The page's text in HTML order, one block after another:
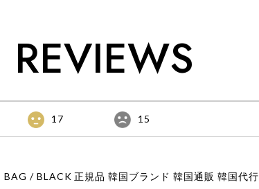
REVIEWS
17 15